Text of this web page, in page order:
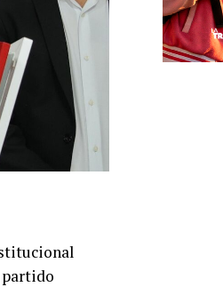
partido